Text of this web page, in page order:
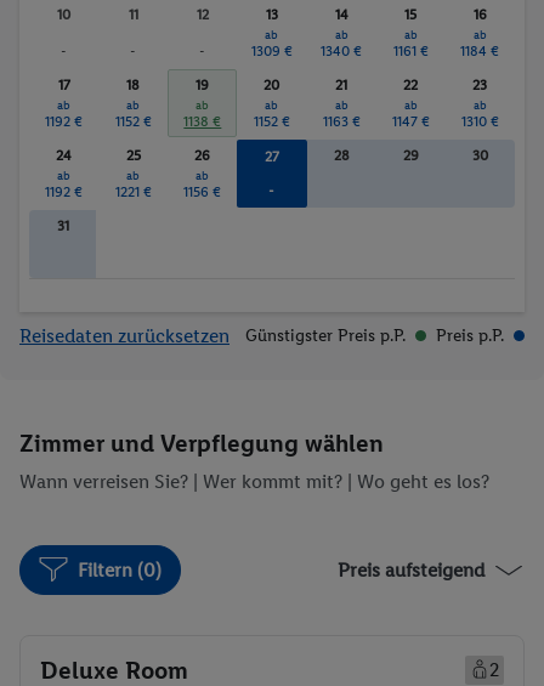
Sauna
Whirlpool
10
-
11
-
12
-
13
ab
1309 €
14
ab
1340 €
15
ab
1161 €
16
ab
1184 €
17
ab
1192 €
18
ab
1152 €
19
ab
1138 €
20
ab
1152 €
21
ab
1163 €
22
ab
1147 €
23
ab
1310 €
24
ab
1192 €
25
ab
1221 €
26
ab
1156 €
27
-
28 29 30
31
Reisedaten zurücksetzen Günstigster Preis p.P. Preis p.P.
Zimmer und Verpflegung wählen
Wann verreisen Sie? | Wer kommt mit? | Wo geht es los?
Filtern (0) Preis aufsteigend
Deluxe Room
2